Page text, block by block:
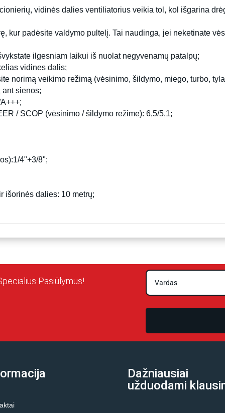
vidinės dalies ventiliatorius veikia tol, kol išgarina
kur padėsite valdymo pultelį. Tai naudinga, jei neketinate
ilgesniam laikui iš nuolat negyvenamų patalpų;
vidines dalis;
norimą veikimo režimą (vėsinimo, šildymo, miego, turbo,
sienos;
/ SCOP (vėsinimo / šildymo režime): 6,5/5,1;
4"+3/8";
išorinės dalies: 10 metrų;
Pasiūlymus!
Dažniausiai
užduodami